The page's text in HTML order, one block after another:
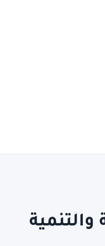
والتنمية